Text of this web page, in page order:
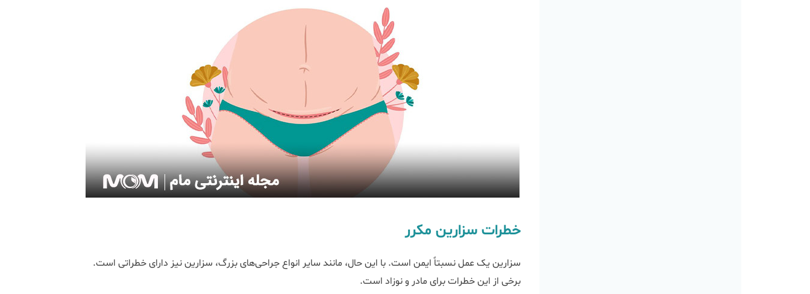
خطرات سزارین مکرر
سزارین یک عمل نسبتاً ایمن است. با این حال، مانند سایر انواع جراحی‌های بزرگ، سزارین نیز دارای خطراتی است.
برخی از این خطرات برای مادر و نوزاد است.